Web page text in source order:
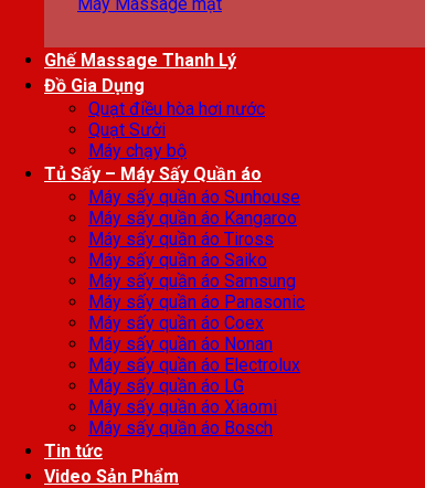
Ghế Massage Thanh Lý
Đồ Gia Dụng
Quạt điều hòa hơi nước
Quạt Sưởi
Máy chạy bộ
Tủ Sấy – Máy Sấy Quần áo
Máy sấy quần áo Sunhouse
Máy sấy quần áo Kangaroo
Máy sấy quần áo Tiross
Máy sấy quần áo Saiko
Máy sấy quần áo Samsung
Máy sấy quần áo Panasonic
Máy sấy quần áo Coex
Máy sấy quần áo Nonan
Máy sấy quần áo Electrolux
Máy sấy quần áo LG
Máy sấy quần áo Xiaomi
Máy sấy quần áo Bosch
Tin tức
Video Sản Phẩm